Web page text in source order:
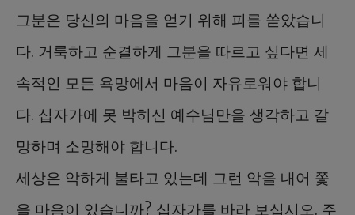
그분은 당신의 마음을 얻기 위해 피를 쏟았습니
다. 거룩하고 순결하게 그분을 따르고 싶다면 세
속적인 모든 욕망에서 마음이 자유로워야 합니
다. 십자가에 못 박히신 예수님만을 생각하고 갈
망하며 소망해야 합니다.
세상은 악하게 불타고 있는데 그런 악을 내어 쫓
을 마음이 있습니까? 십자가를 바라 보십시오. 주